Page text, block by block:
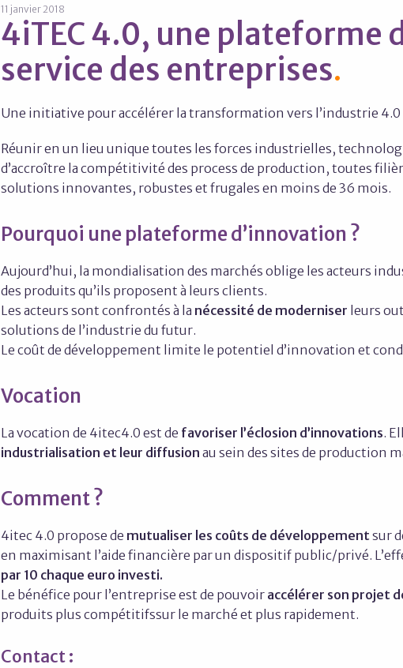
11 janvier 2018
4iTEC 4.0, une plateforme
service des entreprises
Une initiative pour accélérer la transformation vers l’industrie 4.0
Réunir en un lieu unique toutes les forces industrielles,
d’accroître la compétitivité des process de production, toutes
solutions innovantes, robustes et frugales en moins de 36 mois.
Pourquoi une plateforme d’innovation ?
Aujourd’hui, la mondialisation des marchés oblige les acteurs
des produits qu’ils proposent à leurs clients.
Les acteurs sont confrontés à la nécessité de moderniser leurs
solutions de l’industrie du futur.
Le coût de développement limite le potentiel d’innovation et
Vocation
La vocation de 4itec4.0 est de favoriser l’éclosion d’innovations.
industrialisation et leur diffusion au sein des sites de production
Comment ?
4itec 4.0 propose de mutualiser les coûts de développement sur
en maximisant l’aide financière par un dispositif public/privé.
par 10 chaque euro investi.
Le bénéfice pour l’entreprise est de pouvoir accélérer son projet
produits plus compétitifssur le marché et plus rapidement.
Contact :